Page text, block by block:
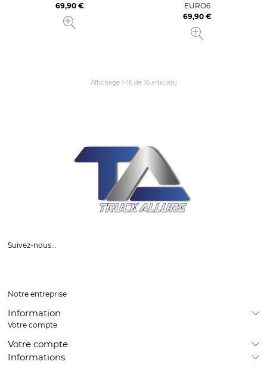
Prix
69,90 €
EURO6
Prix
69,90 €
Affichage 1-16 de 16 article(s)
Suivez-nous...
Notre entreprise
Information
Votre compte
Votre compte
Informations